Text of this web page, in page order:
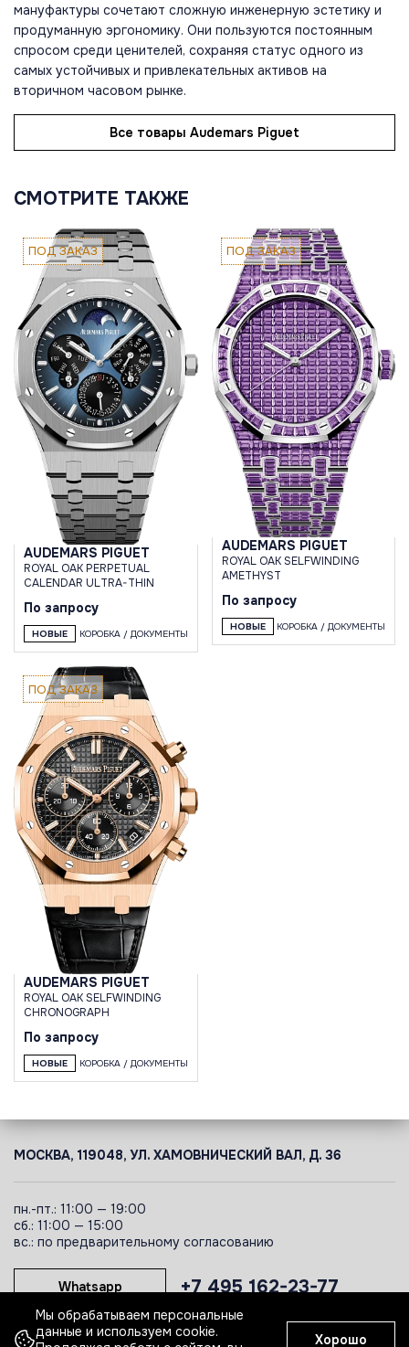
мануфактуры сочетают сложную инженерную эстетику и
продуманную эргономику. Они пользуются постоянным
спросом среди ценителей, сохраняя статус одного из
самых устойчивых и привлекательных активов на
вторичном часовом рынке.
Все товары Audemars Piguet
СМОТРИТЕ ТАКЖЕ
ПОД ЗАКАЗ
AUDEMARS PIGUET
ROYAL OAK PERPETUAL
CALENDAR ULTRA-THIN
По запросу
НОВЫЕ КОРОБКА / ДОКУМЕНТЫ
ПОД ЗАКАЗ
AUDEMARS PIGUET
ROYAL OAK SELFWINDING
AMETHYST
По запросу
НОВЫЕ КОРОБКА / ДОКУМЕНТЫ
ПОД ЗАКАЗ
AUDEMARS PIGUET
ROYAL OAK SELFWINDING
CHRONOGRAPH
По запросу
НОВЫЕ КОРОБКА / ДОКУМЕНТЫ
МОСКВА, 119048, УЛ. ХАМОВНИЧЕСКИЙ ВАЛ, Д. 36
пн.-пт.: 11:00 — 19:00
сб.: 11:00 — 15:00
вс.: по предварительному согласованию
+7 495 162-23-77
Whatsapp
Telegram
Мы обрабатываем персональные
данные и используем cookie.
Хорошо